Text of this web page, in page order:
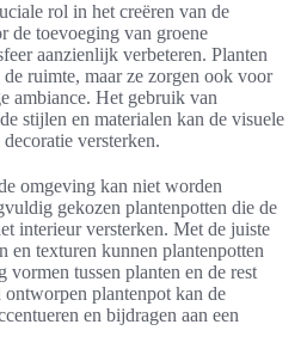
rol in het creëren van de
de toevoeging van groene
aanzienlijk verbeteren. Planten
ruimte, maar ze zorgen ook voor
ambiance. Het gebruik van
stijlen en materialen kan de visuele
versterken.
omgeving kan niet worden
gekozen plantenpotten die de
interieur versterken. Met de juiste
en texturen kunnen plantenpotten
vormen tussen planten en de rest
plantenpot kan de
en bijdragen aan een